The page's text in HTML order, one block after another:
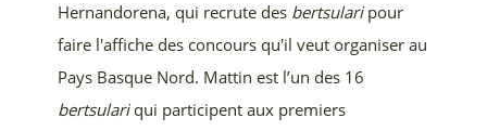
Hernandorena, qui recrute des bertsularipour
faire l'affiche des concours qu'il veut organiser au
Pays Basque Nord. Mattin est l’un des 16
bertsulariqui participent aux premiers